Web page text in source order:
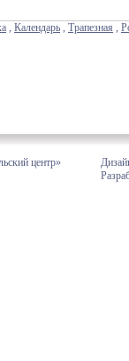
, Календарь , Трапезная ,
центр»